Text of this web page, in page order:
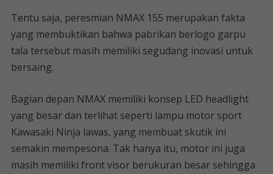
Tentu saja, peresmian NMAX 155 merupakan fakta
yang membuktikan bahwa pabrikan berlogo garpu
tala tersebut masih memiliki segudang inovasi untuk
bersaing.
Bagian depan NMAX memiliki konsep LED headlight
yang besar dan terlihat seperti lampu motor sport
Kawasaki Ninja lawas, yang membuat skutik ini
semakin mempesona. Tak hanya itu, motor ini juga
masih memiliki front visor berukuran besar sehingga